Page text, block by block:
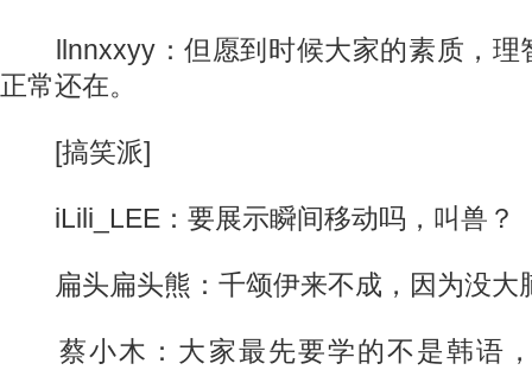
llnnxxyy：但愿到时候大家的素质，理
正常还在。
[搞笑派]
iLili_LEE：要展示瞬间移动吗，叫兽？
扁头扁头熊：千颂伊来不成，因为没大
蔡小木：大家最先要学的不是韩语，